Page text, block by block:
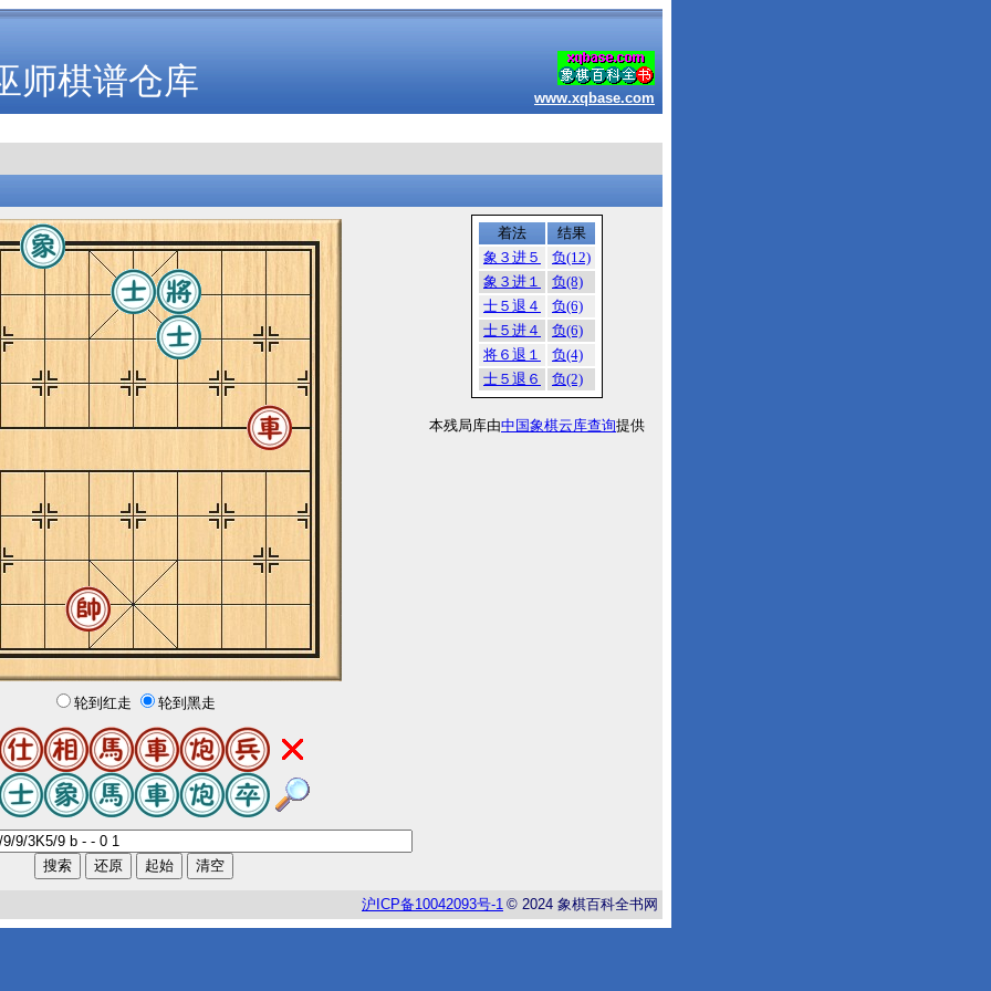
师棋谱仓库 www.xqbase.com
轮到红走 轮到黑走
着法
结果
象３进５
负(12)
象３进１
负(8)
士５退４
负(6)
士５进４
负(6)
将６退１
负(4)
士５退６
负(2)
本残局库由中国象棋云库查询提供
沪 ICP备10042093号-1 © 2024 象棋百科全书网